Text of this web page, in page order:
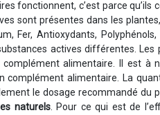
fonctionnent, c’est parce
sont présentes dans les
Fer, Antioxydants,
actives différentes.
alimentaire. Il est
complément alimentaire. La
le dosage recommandé du
naturels. Pour ce qui est de